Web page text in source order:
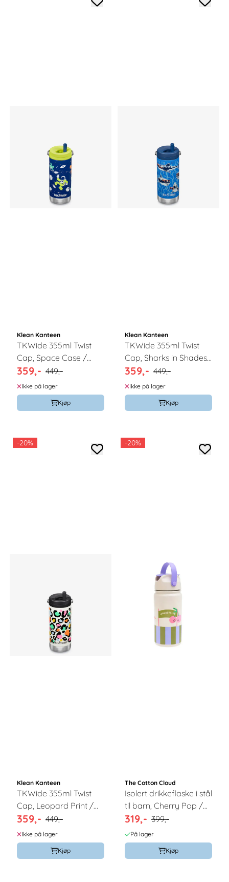
Klean Kanteen
TKWide 355ml Twist
Cap, Space Case /
Klean Kanteen
359,- 449,-
Ikke på lager
Kjøp
Klean Kanteen
TKWide 355ml Twist
Cap, Sharks in Shades
/ Klean Kanteen
359,- 449,-
Ikke på lager
Kjøp
-20%
Klean Kanteen
TKWide 355ml Twist
Cap, Leopard Print /
Klean Kanteen
359,- 449,-
Ikke på lager
Kjøp
-20%
The Cotton Cloud
Isolert drikkeflaske i stål
til barn, Cherry Pop /
The Cotton Cloud
319,- 399,-
På lager
Kjøp